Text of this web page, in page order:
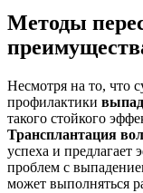
Методы
Несмотря на то, что
профилактики
такого стойкого
Трансплантация
успеха и предлагает
проблем с
может выполняться